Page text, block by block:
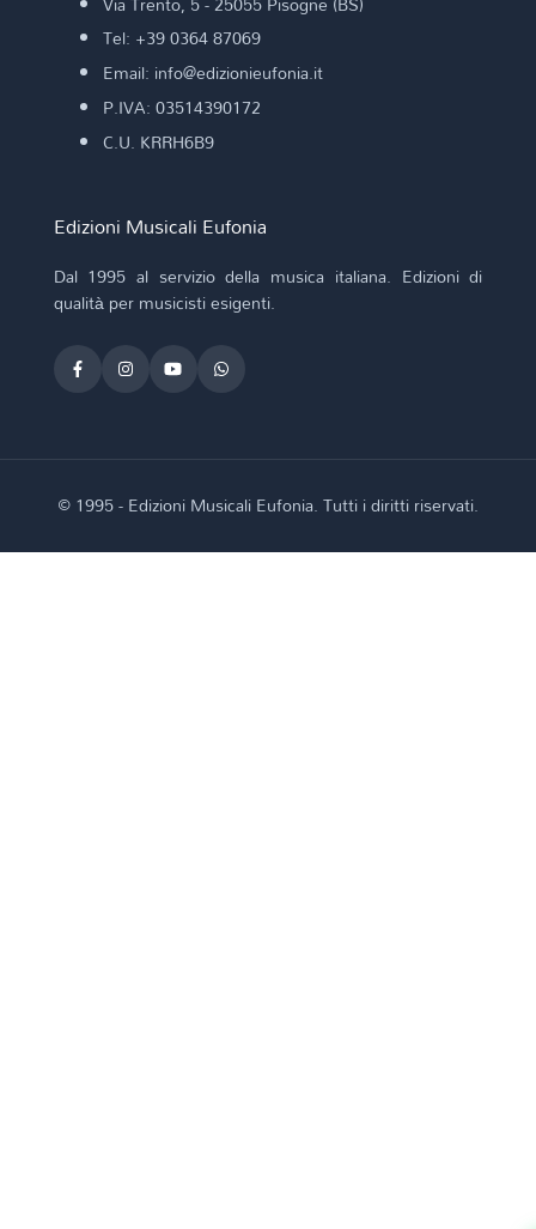
Tel: +39 0364 87069
Email: info@edizionieufonia.it
P.IVA: 03514390172
C.U. KRRH6B9
Edizioni Musicali Eufonia
Dal 1995 al servizio della musica italiana. Edizioni di
qualità per musicisti esigenti.
© 1995 - Edizioni Musicali Eufonia. Tutti i diritti riservati.